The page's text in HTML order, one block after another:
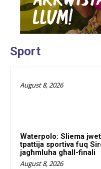
Sport
August 8, 2026
Waterpolo: Sliema
tpattija sportiva fuq
jagħmluha għall-finali
August 8, 2026